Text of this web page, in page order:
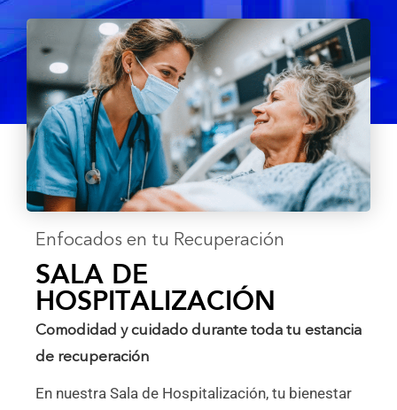
Enfocados en tu Recuperación
SALA DE
HOSPITALIZACIÓN
Comodidad y cuidado durante toda tu estancia
de recuperación
En nuestra Sala de Hospitalización, tu bienestar